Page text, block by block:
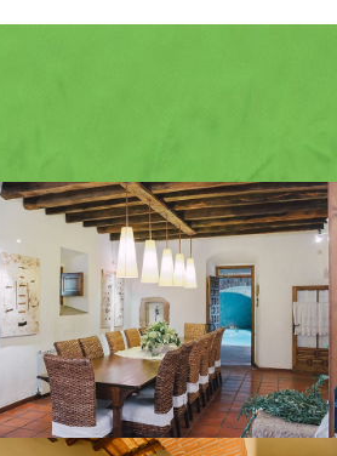
HABITACIÓ 1